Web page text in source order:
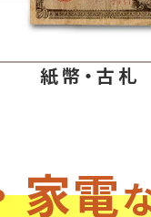
紙幣・古札
家電